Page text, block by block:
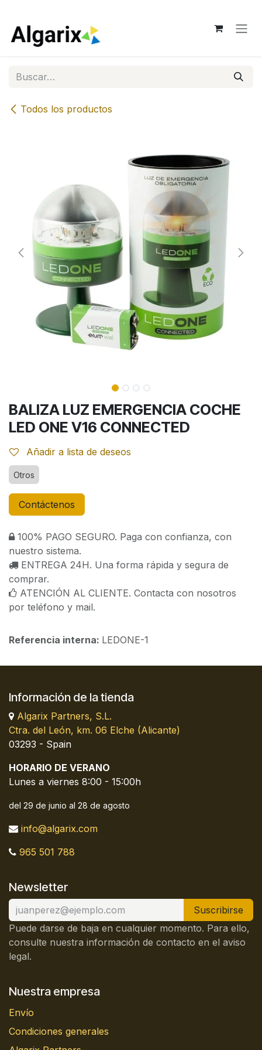
Todos los productos
BALIZA LUZ EMERGENCIA COCHE
LED ONE V16 CONNECTED
Añadir a lista de deseos
Otros
Contáctenos
100% PAGO SEGURO. Paga con confianza, con
nuestro sistema.
ENTREGA 24H. Una forma rápida y segura de
comprar.
ATENCIÓN AL CLIENTE. Contacta con nosotros
por teléfono y mail.
Referencia interna: LEDONE-1
Información de la tienda
Algarix Partners, S.L.
Ctra. del León, km. 06 Elche (Alicante)
03293 - Spain
HORARIO DE VERANO
Lunes a viernes 8:00 - 15:00h
del 29 de junio al 28 de agosto
info@algarix.com
965 501 788
Newsletter
Suscribirse
Puede darse de baja en cualquier momento. Para ello,
consulte nuestra información de contacto en el aviso
legal.
Nuestra empresa
Envío
Condiciones generales